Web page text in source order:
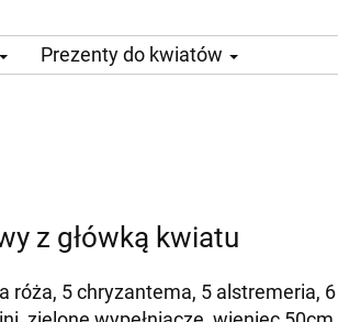
Prezenty do kwiatów
z główką kwiatu
róża, 5 chryzantema, 5 alstremeria, 6